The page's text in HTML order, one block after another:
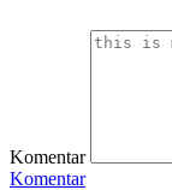
Komentar
Komentar